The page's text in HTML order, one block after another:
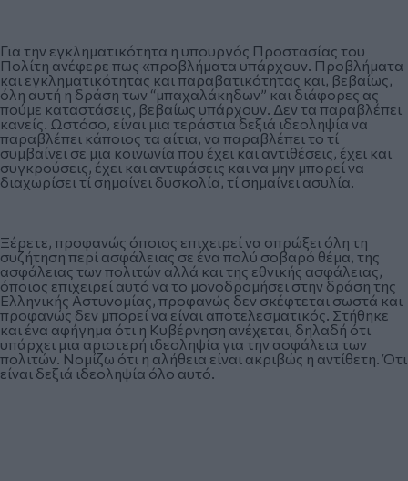
Για την εγκληματικότητα η υπουργός Προστασίας του
Πολίτη ανέφερε πως «προβλήματα υπάρχουν. Προβλήματα
και εγκληματικότητας και παραβατικότητας και, βεβαίως,
όλη αυτή η δράση των “μπαχαλάκηδων” και διάφορες ας
πούμε καταστάσεις, βεβαίως υπάρχουν. Δεν τα παραβλέπει
κανείς. Ωστόσο, είναι μια τεράστια δεξιά ιδεοληψία να
παραβλέπει κάποιος τα αίτια, να παραβλέπει το τί
συμβαίνει σε μια κοινωνία που έχει και αντιθέσεις, έχει και
συγκρούσεις, έχει και αντιφάσεις και να μην μπορεί να
διαχωρίσει τί σημαίνει δυσκολία, τί σημαίνει ασυλία.
Ξέρετε, προφανώς όποιος επιχειρεί να σπρώξει όλη τη
συζήτηση περί ασφάλειας σε ένα πολύ σοβαρό θέμα, της
ασφάλειας των πολιτών αλλά και της εθνικής ασφάλειας,
όποιος επιχειρεί αυτό να το μονοδρομήσει στην δράση της
Ελληνικής Αστυνομίας, προφανώς δεν σκέφτεται σωστά και
προφανώς δεν μπορεί να είναι αποτελεσματικός. Στήθηκε
και ένα αφήγημα ότι η Κυβέρνηση ανέχεται, δηλαδή ότι
υπάρχει μια αριστερή ιδεοληψία για την ασφάλεια των
πολιτών. Νομίζω ότι η αλήθεια είναι ακριβώς η αντίθετη. Ότι
είναι δεξιά ιδεοληψία όλο αυτό.